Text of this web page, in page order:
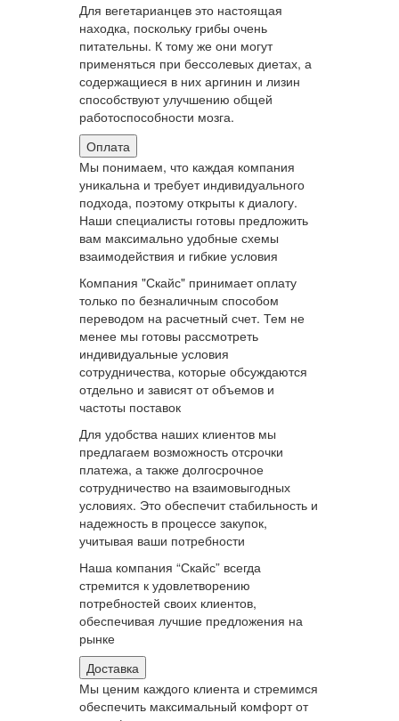
Для вегетарианцев это настоящая
находка, поскольку грибы очень
питательны. К тому же они могут
применяться при бессолевых диетах, а
содержащиеся в них аргинин и лизин
способствуют улучшению общей
работоспособности мозга.
Оплата
Мы понимаем, что каждая компания
уникальна и требует индивидуального
подхода, поэтому открыты к диалогу.
Наши специалисты готовы предложить
вам максимально удобные схемы
взаимодействия и гибкие условия
Компания "Скайс" принимает оплату
только по безналичным способом
переводом на расчетный счет. Тем не
менее мы готовы рассмотреть
индивидуальные условия
сотрудничества, которые обсуждаются
отдельно и зависят от объемов и
частоты поставок
Для удобства наших клиентов мы
предлагаем возможность отсрочки
платежа, а также долгосрочное
сотрудничество на взаимовыгодных
условиях. Это обеспечит стабильность и
надежность в процессе закупок,
учитывая ваши потребности
Наша компания “Скайс” всегда
стремится к удовлетворению
потребностей своих клиентов,
обеспечивая лучшие предложения на
рынке
Доставка
Мы ценим каждого клиента и стремимся
обеспечить максимальный комфорт от